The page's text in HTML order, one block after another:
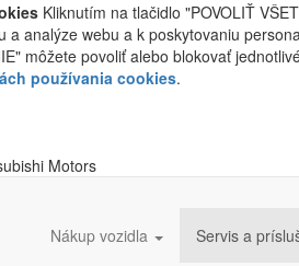
Kliknutím na tlačidlo "POVOLIŤ
a analýze webu a k poskytovaniu
môžete povoliť alebo blokovať
používania cookies.
Motors
Nákup vozidla Servis a